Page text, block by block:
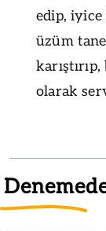
edip, iyice
üzüm
olarak